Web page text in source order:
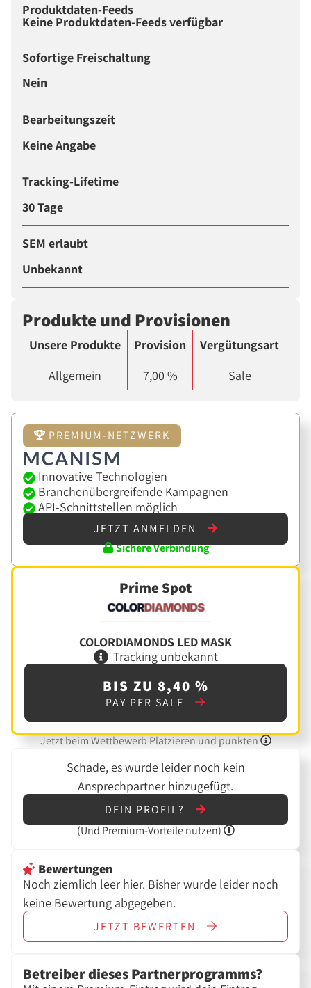
Produktdaten-Feeds
Keine Produktdaten-Feeds verfügbar
Sofortige Freischaltung
Nein
Bearbeitungszeit
Keine Angabe
Tracking-Lifetime
30 Tage
SEM erlaubt
Unbekannt
Produkte und Provisionen
Unsere Produkte Provision
Vergütungsart
Allgemein
7,00 % Sale
PREMIUM-NETZWERK
Innovative Technologien
Branchenübergreifende Kampagnen
API-Schnittstellen möglich
JETZT ANMELDEN
Sichere Verbindung
Prime Spot
COLORDIAMONDS LED MASK
Tracking unbekannt
BIS ZU 8,40 %
PAY PER SALE
Jetzt beim Wettbewerb Platzieren und punkten
Schade, es wurde leider noch kein
Ansprechpartner hinzugefügt.
DEIN PROFIL?
(Und Premium-Vorteile nutzen)
Bewertungen
Noch ziemlich leer hier. Bisher wurde leider noch
keine Bewertung abgegeben.
JETZT BEWERTEN
Betreiber dieses Partnerprogramms?